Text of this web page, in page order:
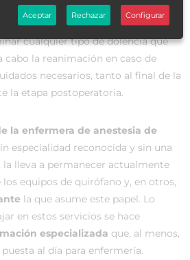
encargan de preparar a la persona
sino también de mantener sus
cualquier tipo de dolencia que
cabo la reanimación en caso de
necesarios, tanto al final de la
la etapa postoperatoria.
la enfermera de anestesia de
especialidad reconocida y sin una
la lleva a permanecer actualmente
equipos de quirófano y, en otros,
la que asume este papel. Lo
en estos servicios se hace
especializada que, al menos,
al día para enfermería.
Aceptar Rechazar Configurar